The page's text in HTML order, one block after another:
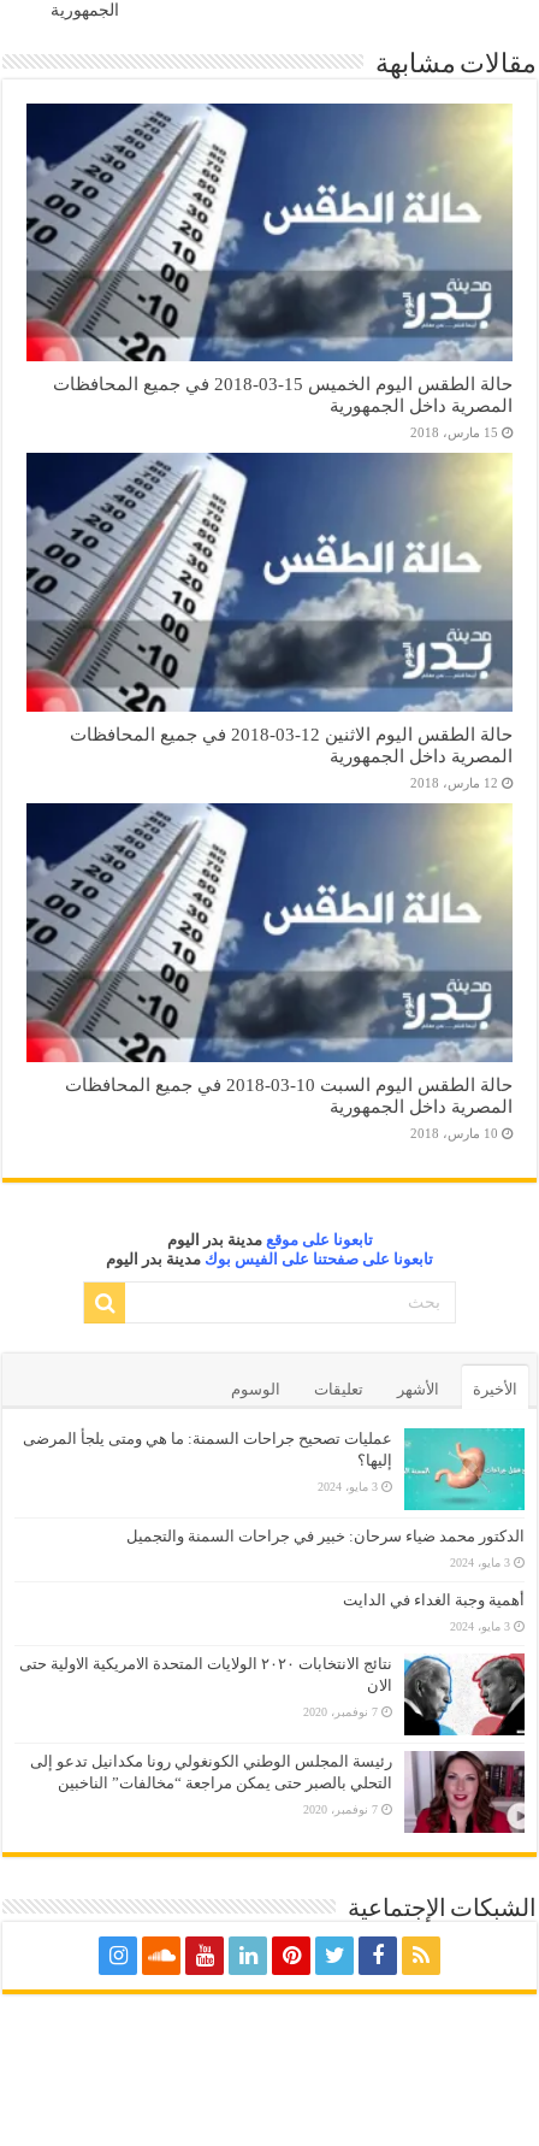
الجمهورية
مقالات مشابهة
حالة الطقس اليوم الخميس 15-03-2018 في جميع المحافظات
المصرية داخل الجمهورية
15 مارس، 2018
حالة الطقس اليوم الاثنين 12-03-2018 في جميع المحافظات
المصرية داخل الجمهورية
12 مارس، 2018
حالة الطقس اليوم السبت 10-03-2018 في جميع المحافظات
المصرية داخل الجمهورية
10 مارس، 2018
تابعونا على موقع مدينة بدر اليوم
تابعونا على صفحتنا على الفيس بوك مدينة بدر اليوم
الأخيرة الأشهر تعليقات الوسوم
عمليات تصحيح جراحات السمنة: ما هي ومتى يلجأ المرضى
إليها؟
3 مايو، 2024
الدكتور محمد ضياء سرحان: خبير في جراحات السمنة والتجميل
3 مايو، 2024
أهمية وجبة الغداء في الدايت
3 مايو، 2024
نتائج الانتخابات ٢٠٢٠ الولايات المتحدة الامريكية الاولية حتى
الان
7 نوفمبر، 2020
رئيسة المجلس الوطني الكونغولي رونا مكدانيل تدعو إلى
التحلي بالصبر حتى يمكن مراجعة “مخالفات” الناخبين
7 نوفمبر، 2020
الشبكات الإجتماعية